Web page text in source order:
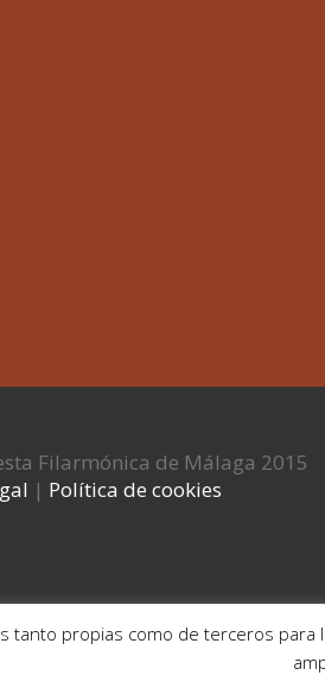
Filarmónica de Málaga 2015
| Política de cookies
tanto propias como de terceros